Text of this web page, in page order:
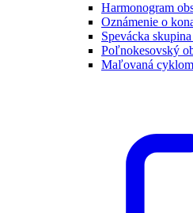
Harmonogram
Oznámenie o
Spevácka
Poľnokesovský
Maľovaná